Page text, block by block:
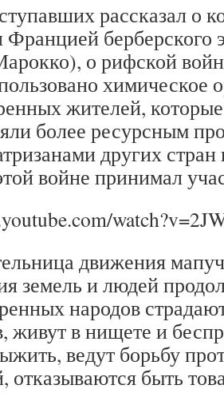
рассказал о
берберского
о рифской
химическое
жителей,
более ресурсным
других стран
войне принимал
движения
земель и людей
народов
живут в нищете и
ведут борьбу
отказываются быть